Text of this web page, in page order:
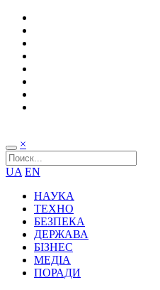
×
UA EN
НАУКА
ТЕХНО
БЕЗПЕКА
ДЕРЖАВА
БІЗНЕС
МЕДІА
ПОРАДИ